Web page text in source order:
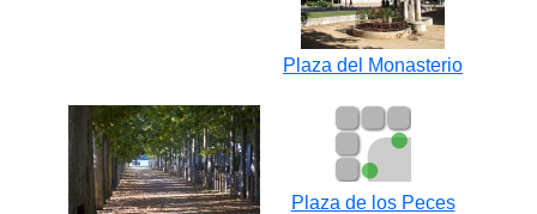
Plaza del Monasterio
Plaza de los Peces